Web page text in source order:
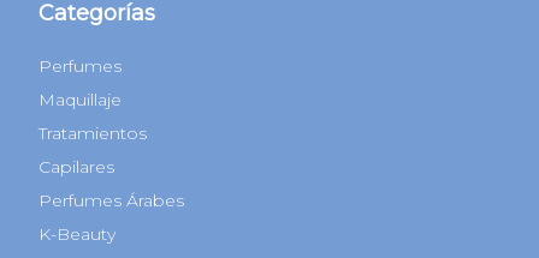
info@beauty24.com.ar
Contactate con nosotros
Quienes Somos
Sucursales
Beneficios Bancarios